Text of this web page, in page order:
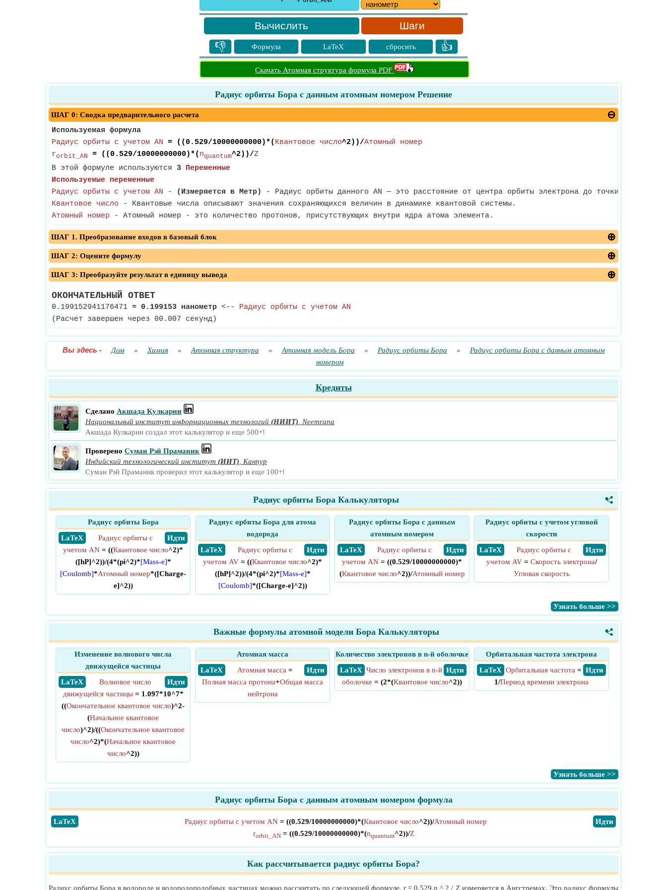
Шаги
👎 Формула LaTeX сбросить 👍
Скачать Атомная структура формула PDF
Радиус орбиты Бора с данным атомным номером Решение
ШАГ 0: Сводка предварительного расчета
Используемая формула
Радиус орбиты с учетом AN = ((0.529/10000000000)*( Квантовое число^2))/Атомный номер
rorbit_AN = ((0.529/10000000000)*( nquantum^2))/Z
В этой формуле используются 3 Переменные
Используемые переменные
Радиус орбиты с учетом AN - (Измеряется в Метр)
- Радиус орбиты данного AN — это расстояние от центра орбиты электрона до точки на его
Квантовое число - Квантовые числа описывают значения сохраняющихся величин в динамике квантовой системы.
Атомный номер - Атомный номер - это количество протонов, присутствующих внутри ядра атома элемента.
ШАГ 1. Преобразование входов в базовый блок
ШАГ 2: Оцените формулу
ШАГ 3: Преобразуйте результат в единицу вывода
ОКОНЧАТЕЛЬНЫЙ ОТВЕТ
0.199152941176471 ≈ 0.199153 нанометр <-- Радиус орбиты с учетом AN
(Расчет завершен через 00.007 секунд)
Вы здесь - Дом » Химия » Атомная структура » Атомная модель Бора » Радиус орбиты Бора »
Радиус орбиты Бора с данным атомным
номером
Кредиты
Сделано Акшада Кулкарни
Национальный институт информационных технологий (НИИТ)
Neemrana
Акшада Кулкарни создал этот калькулятор и еще 500+!
Проверено Суман Рэй Праманик
Индийский технологический институт (ИИТ)
Канпур
Суман Рэй Праманик проверил этот калькулятор и еще 100+!
<
Радиус орбиты Бора Калькуляторы
Радиус орбиты Бора
​ LaTeX
​ Идти
Радиус орбиты с
учетом AN = ((Квантовое число^2)*
([hP]^2))/(4*(pi^2)*[Mass-e]*
[Coulomb]*Атомный номер*([Charge-
e]^2))
Радиус орбиты Бора для атома
водорода
​ LaTeX
​ Идти
Радиус орбиты с
учетом AV = ((Квантовое число^2)*
([hP]^2))/(4*(pi^2)*[Mass-e]*
[Coulomb]*([Charge-e]^2))
Радиус орбиты Бора с данным
атомным номером
​ LaTeX
​ Идти
Радиус орбиты с
учетом AN = ((0.529/10000000000)*
(Квантовое число^2))/Атомный номер
Радиус орбиты с учетом угловой
скорости
​ LaTeX
​ Идти
Радиус орбиты с
учетом AV= Скорость электрона/
Угловая скорость
​Узнать больше >>
<
Важные формулы атомной модели Бора Калькуляторы
Изменение волнового числа
движущейся частицы
​ LaTeX
​ Идти
Волновое число
движущейся частицы= 1.097*10^7*
((Окончательное квантовое число)^2-
(Начальное квантовое
число)^2)/((Окончательное квантовое
число^2)*(Начальное квантовое
число^2))
Атомная масса
​ LaTeX
​ Идти
Атомная масса =
Полная масса протона+Общая масса
нейтрона
Количество электронов в n-й оболочке
​ LaTeX
​ Идти
Число электронов в n-й
оболочке = (2*(Квантовое число^2))
Орбитальная частота электрона
​ LaTeX
​ Идти
Орбитальная частота =
1/Период времени электрона
​Узнать больше >>
Радиус орбиты Бора с данным атомным номером формула
​LaTeX ​Идти
Радиус орбиты с учетом AN = ((0.529/10000000000)*(Квантовое число^2))/Атомный номер
rorbit_AN= ((0.529/10000000000)*(nquantum^2))/Z
Как рассчитывается радиус орбиты Бора?
Радиус орбиты Бора в водороде и водородоподобных частицах можно рассчитать по следующей формуле. r = 0,529.n ^ 2 / Z измеряется в Ангстремах. Это радиус формулы